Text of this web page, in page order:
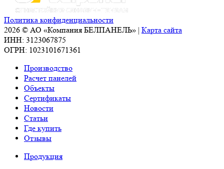
Политика конфиденциальности
2026 © АО «Компания БЕЛПАНЕЛЬ» | Карта сайта
ИНН: 3123067875
ОГРН: 1023101671361
Производство
Расчет панелей
Объекты
Сертификаты
Новости
Статьи
Где купить
Отзывы
Продукция